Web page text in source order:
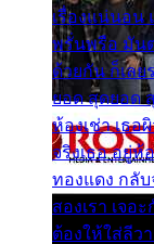
เรื่องแน่นอน
พรั่นพรือ มันต
ด้วยกัน ก็เล
ยอด สุดยอด
ห้องเช่า เธอ
จริงเธอ อยู่ห้
ทองแดง กลั
สองเรา เจอ
ต้องให้ใส่ลีว